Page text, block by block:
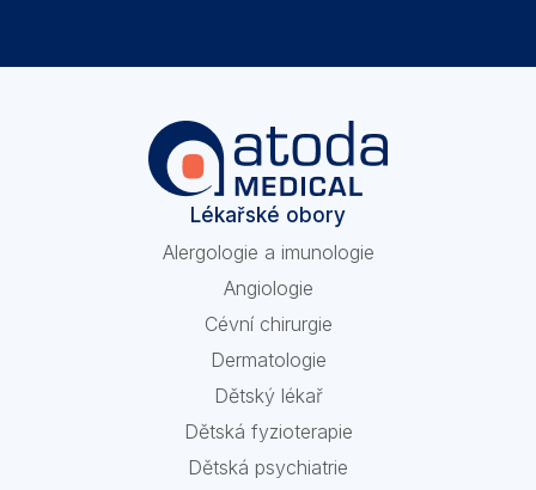
Lékařské obory
Alergologie a imunologie
Angiologie
Cévní chirurgie
Dermatologie
Dětský lékař
Dětská fyzioterapie
Dětská psychiatrie